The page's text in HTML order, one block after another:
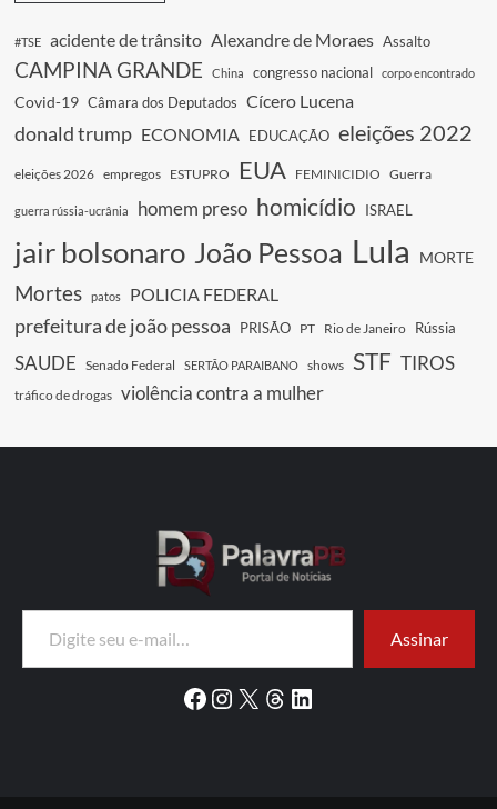
#TSE acidente de trânsito Alexandre de Moraes Assalto
CAMPINA GRANDE China congresso nacional corpo encontrado
Covid-19 Câmara dos Deputados Cícero Lucena
donald trump ECONOMIA EDUCAÇÃO eleições 2022
eleições 2026 empregos ESTUPRO EUA FEMINICIDIO Guerra
guerra rússia-ucrânia homem preso homicídio ISRAEL
jair bolsonaro João Pessoa Lula MORTE
Mortes patos POLICIA FEDERAL
prefeitura de joão pessoa PRISÃO PT Rio de Janeiro Rússia
SAUDE Senado Federal SERTÃO PARAIBANO shows STF TIROS
tráfico de drogas violência contra a mulher
Digite seu e-mail…
Assinar
Facebook
Instagram
X Threads
LinkedIn